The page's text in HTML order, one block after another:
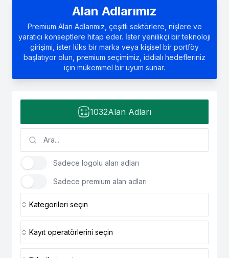
Alan Adlarımız
Premium Alan Adlarımız, çeşitli sektörlere, nişlere ve
yaratıcı konseptlere hitap eder. İster yenilikçi bir teknoloji
girişimi, ister lüks bir marka veya kişisel bir portföy
başlatıyor olun, premium seçimimiz, iddialı hedefleriniz
için mükemmel bir uyum sunar.
1032Alan Adları
Sadece logolu alan adları
Sadece premium alan adları
Kategorileri seçin
Kayıt operatörlerini seçin